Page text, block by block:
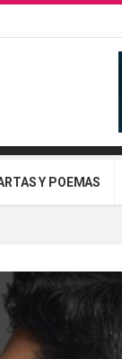
Y POEMAS